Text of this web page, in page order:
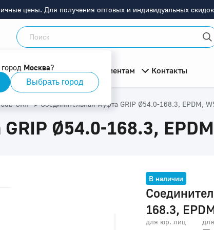
цены. Для получения оптовых и индивидуальных
Москва?
Выбрать город
О компании Клиентам Контакты
GRIP > Соединительная муфта GRIP Ø54.0-168.3, EPDM,
Ø54.0-168.3,
В наличии
168.3,
для юр. лиц